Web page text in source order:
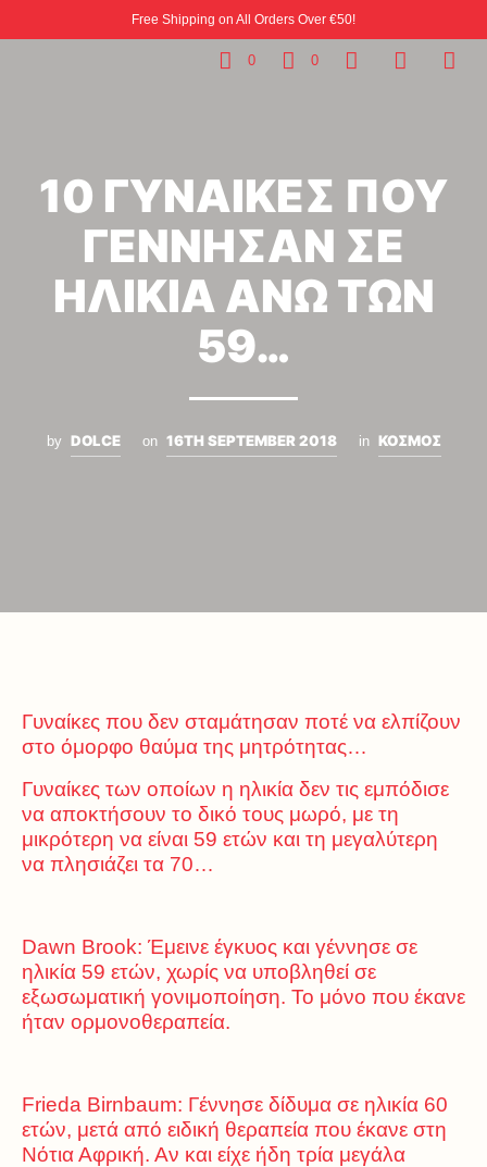
Free Shipping on All Orders Over €50!
0 0
10 ΓΥΝΑΙΚΕΣ ΠΟΥ
ΓΕΝΝΗΣΑΝ ΣΕ
ΗΛΙΚΙΑ ΑΝΩ ΤΩΝ
59…
by DOLCE on 16TH SEPTEMBER 2018 in ΚΟΣΜΟΣ
Γυναίκες που δεν σταμάτησαν ποτέ να ελπίζουν
στο όμορφο θαύμα της μητρότητας…
Γυναίκες των οποίων η ηλικία δεν τις εμπόδισε
να αποκτήσουν το δικό τους μωρό, με τη
μικρότερη να είναι 59 ετών και τη μεγαλύτερη
να πλησιάζει τα 70…
Dawn Brook: Έμεινε έγκυος και γέννησε σε
ηλικία 59 ετών, χωρίς να υποβληθεί σε
εξωσωματική γονιμοποίηση. Το μόνο που έκανε
ήταν ορμονοθεραπεία.
Frieda Birnbaum: Γέννησε δίδυμα σε ηλικία 60
ετών, μετά από ειδική θεραπεία που έκανε στη
Νότια Αφρική. Αν και είχε ήδη τρία μεγάλα